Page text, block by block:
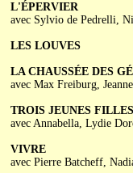
L'ÉPERVIER
avec Sylvio de Pedrelli,
LES LOUVES
LA CHAUSSÉE DES
avec Max Freiburg,
TROIS JEUNES
avec Annabella, Lydie
VIVRE
avec Pierre Batcheff,